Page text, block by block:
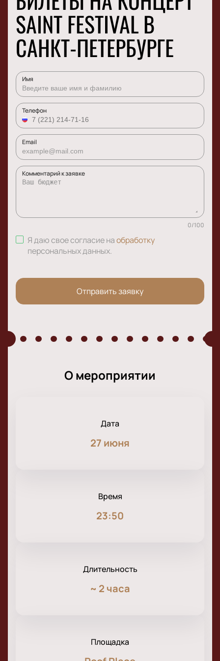
SAINT FESTIVAL В
САНКТ-ПЕТЕРБУРГЕ
Имя
Телефон
Email
Комментарий к заявке
0/100
Я даю свое согласие наобработку
персональных данных.
Отправить заявку
О мероприятии
Дата
27 июня
Время
23:50
Длительность
~ 2 часа
Площадка